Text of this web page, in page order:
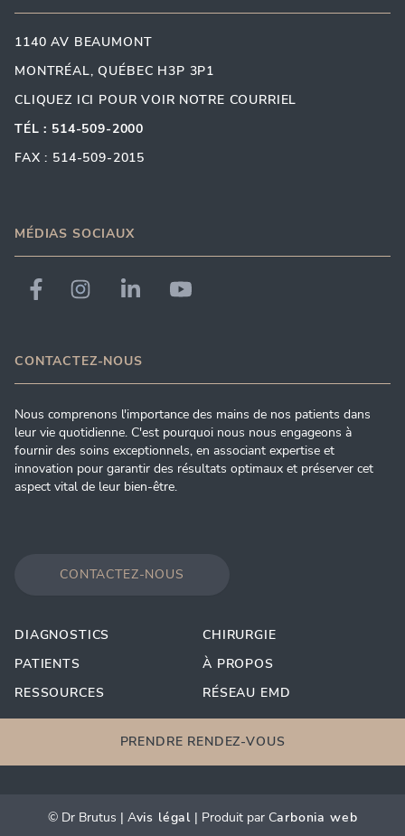
1140 AV BEAUMONT
MONTRÉAL, QUÉBEC H3P 3P1
CLIQUEZ ICI POUR VOIR NOTRE COURRIEL
TÉL : 514-509-2000
FAX : 514-509-2015
MÉDIAS SOCIAUX
CONTACTEZ-NOUS
Nous comprenons l'importance des mains de nos patients dans
leur vie quotidienne. C'est pourquoi nous nous engageons à
fournir des soins exceptionnels, en associant expertise et
innovation pour garantir des résultats optimaux et préserver cet
aspect vital de leur bien-être.
CONTACTEZ-NOUS
DIAGNOSTICS
CHIRURGIE
PATIENTS
À PROPOS
RESSOURCES
RÉSEAU EMD
PRENDRE RENDEZ-VOUS
© Dr Brutus | Avis légal | Produit par Carbonia web